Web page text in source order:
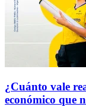
¿Cuánto vale
económico que